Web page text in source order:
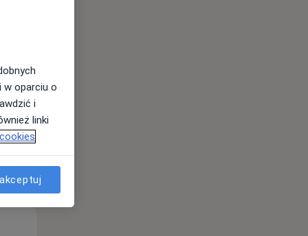
w oparciu o
i
linki